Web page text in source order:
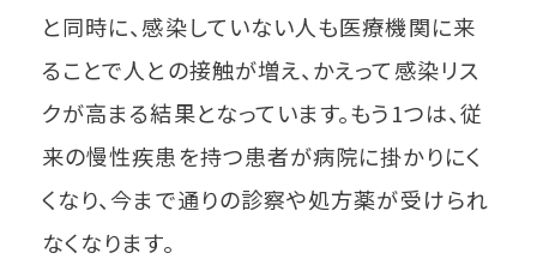
と同時に、感染していない人も医療機関に来
ることで人との接触が増え、かえって感染リス
クが高まる結果となっています。もう1つは、従
来の慢性疾患を持つ患者が病院に掛かりにく
くなり、今まで通りの診察や処方薬が受けられ
なくなります。